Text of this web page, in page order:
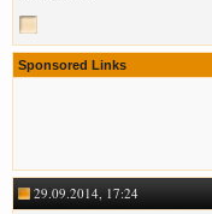
Sponsored Links
29.09.2014, 17:24